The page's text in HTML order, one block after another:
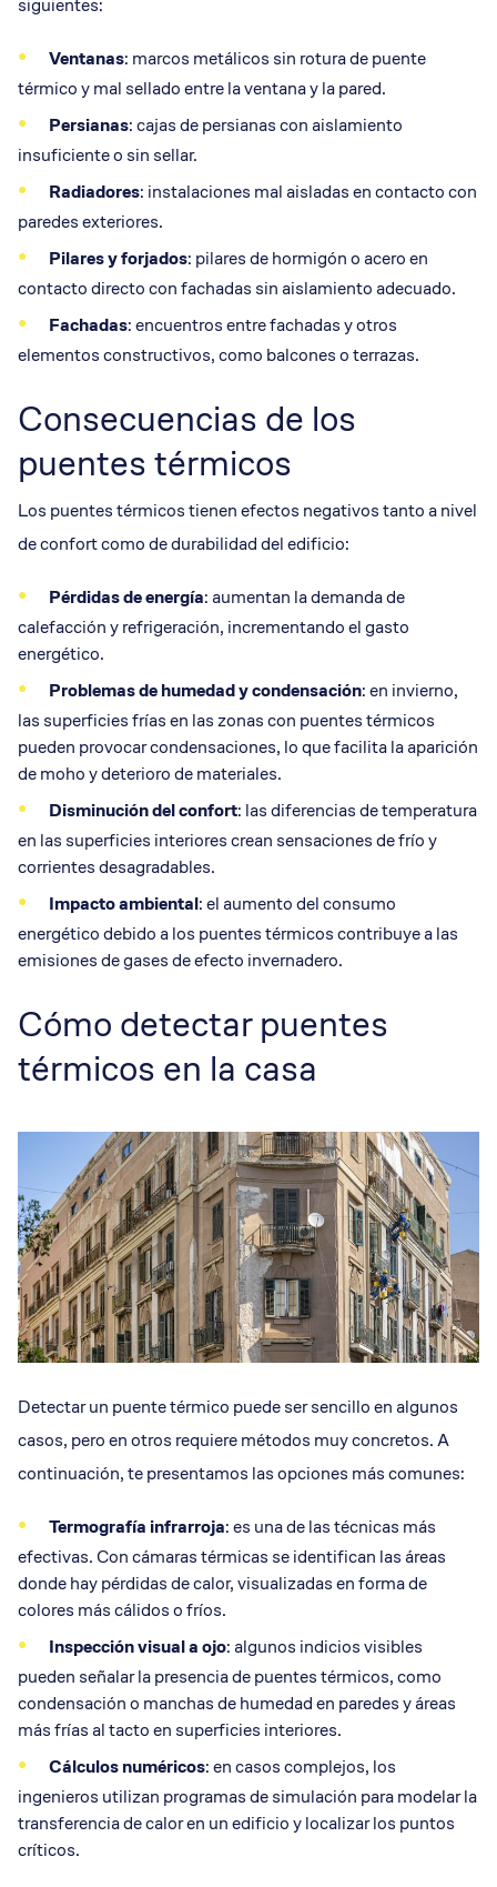
siguientes:
Ventanas: marcos metálicos sin rotura de puente
térmico y mal sellado entre la ventana y la pared.
Persianas: cajas de persianas con aislamiento
insuficiente o sin sellar.
Radiadores: instalaciones mal aisladas en contacto con
paredes exteriores.
Pilares y forjados: pilares de hormigón o acero en
contacto directo con fachadas sin aislamiento adecuado.
Fachadas: encuentros entre fachadas y otros
elementos constructivos, como balcones o terrazas.
Consecuencias de los
puentes térmicos
Los puentes térmicos tienen efectos negativos tanto a nivel
de confort como de durabilidad del edificio:
Pérdidas de energía: aumentan la demanda de
calefacción y refrigeración, incrementando el gasto
energético.
Problemas de humedad y condensación: en invierno,
las superficies frías en las zonas con puentes térmicos
pueden provocar condensaciones, lo que facilita la aparición
de moho y deterioro de materiales.
Disminución del confort: las diferencias de temperatura
en las superficies interiores crean sensaciones de frío y
corrientes desagradables.
Impacto ambiental: el aumento del consumo
energético debido a los puentes térmicos contribuye a las
emisiones de gases de efecto invernadero.
Cómo detectar puentes
térmicos en la casa
Detectar un puente térmico puede ser sencillo en algunos
casos, pero en otros requiere métodos muy concretos. A
continuación, te presentamos las opciones más comunes:
Termografía infrarroja: es una de las técnicas más
efectivas. Con cámaras térmicas se identifican las áreas
donde hay pérdidas de calor, visualizadas en forma de
colores más cálidos o fríos.
Inspección visual a ojo: algunos indicios visibles
pueden señalar la presencia de puentes térmicos, como
condensación o manchas de humedad en paredes y áreas
más frías al tacto en superficies interiores.
Cálculos numéricos: en casos complejos, los
ingenieros utilizan programas de simulación para modelar la
transferencia de calor en un edificio y localizar los puntos
críticos.